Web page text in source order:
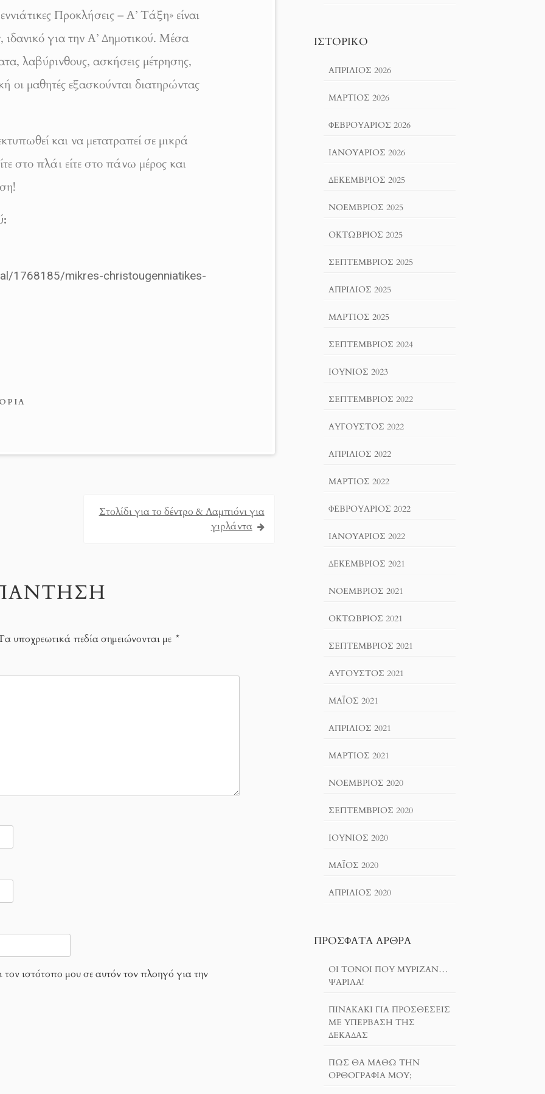
Προκλήσεις – Α’ Τάξη» είναι
για την Α’ Δημοτικού. Μέσα
λαβύρινθους, ασκήσεις μέτρησης,
οι μαθητές εξασκούνται διατηρώντας
και να μετατραπεί σε μικρά
στο πλάι είτε στο πάνω μέρος και
1768185/mikres-christougenniatikes-
Στολίδι για το δέντρο & Λαμπιόνι για
γιρλάντα
υποχρεωτικά πεδία σημειώνονται με *
ιστότοπο μου σε αυτόν τον πλοηγό για την
ΙΣΤΟΡΙΚΌ
ΑΠΡΊΛΙΟΣ 2026
ΜΆΡΤΙΟΣ 2026
ΦΕΒΡΟΥΆΡΙΟΣ 2026
ΙΑΝΟΥΆΡΙΟΣ 2026
ΔΕΚΈΜΒΡΙΟΣ 2025
ΝΟΈΜΒΡΙΟΣ 2025
ΟΚΤΏΒΡΙΟΣ 2025
ΣΕΠΤΈΜΒΡΙΟΣ 2025
ΑΠΡΊΛΙΟΣ 2025
ΜΆΡΤΙΟΣ 2025
ΣΕΠΤΈΜΒΡΙΟΣ 2024
ΙΟΎΝΙΟΣ 2023
ΣΕΠΤΈΜΒΡΙΟΣ 2022
ΑΎΓΟΥΣΤΟΣ 2022
ΑΠΡΊΛΙΟΣ 2022
ΜΆΡΤΙΟΣ 2022
ΦΕΒΡΟΥΆΡΙΟΣ 2022
ΙΑΝΟΥΆΡΙΟΣ 2022
ΔΕΚΈΜΒΡΙΟΣ 2021
ΝΟΈΜΒΡΙΟΣ 2021
ΟΚΤΏΒΡΙΟΣ 2021
ΣΕΠΤΈΜΒΡΙΟΣ 2021
ΑΎΓΟΥΣΤΟΣ 2021
ΜΆΙΟΣ 2021
ΑΠΡΊΛΙΟΣ 2021
ΜΆΡΤΙΟΣ 2021
ΝΟΈΜΒΡΙΟΣ 2020
ΣΕΠΤΈΜΒΡΙΟΣ 2020
ΙΟΎΝΙΟΣ 2020
ΜΆΙΟΣ 2020
ΑΠΡΊΛΙΟΣ 2020
ΠΡΌΣΦΑΤΑ ΆΡΘΡΑ
ΟΙ ΤΌΝΟΙ ΠΟΥ ΜΎΡΙΖΑΝ…
ΨΑΡΊΛΑ!
ΠΙΝΑΚΆΚΙ ΓΙΑ ΠΡΟΣΘΈΣΕΙΣ
ΜΕ ΥΠΈΡΒΑΣΗ ΤΗΣ
ΔΕΚΆΔΑΣ
ΠΏΣ ΘΑ ΜΆΘΩ ΤΗΝ
ΟΡΘΟΓΡΑΦΊΑ ΜΟΥ;